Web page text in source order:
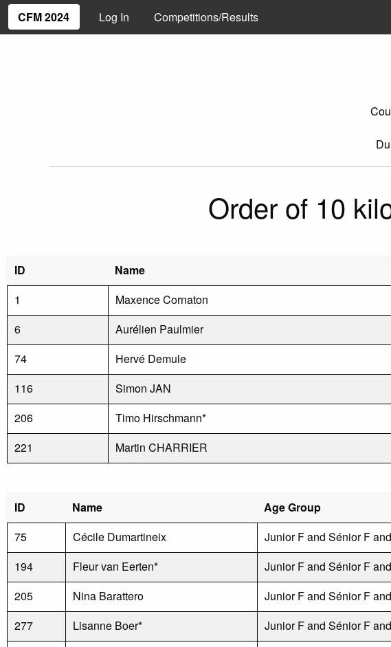
CFM 2024 Log In Competitions/Results
Order of 10
ID Name
1
Maxence Cornaton
6
Aurélien Paulmier
74
Hervé Demule
116
Simon JAN
206
Timo Hirschmann*
221
Martin CHARRIER
ID Name Age Group
75
Cécile Dumartineix Junior F and Sénior F
194
Fleur van Eerten* Junior F and Sénior F
205
Nina Barattero Junior F and Sénior F
277
Lisanne Boer* Junior F and Sénior F